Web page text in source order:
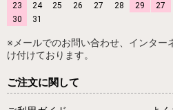
23
24 25 26 27 28
29
30
31
27
※メールでのお問い合わせ、インター
け付けております。
ご注文に関して